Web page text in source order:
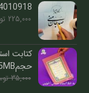
14010918 کارگاه فوق‌ممتاز قرارومدار
225,000
حجم45MB
35,000